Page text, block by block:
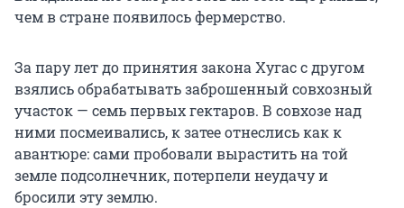
чем в стране появилось фермерство.
За пару лет до принятия закона Хугас с другом
взялись обрабатывать заброшенный совхозный
участок — семь первых гектаров. В совхозе над
ними посмеивались, к затее отнеслись как к
авантюре: сами пробовали вырастить на той
земле подсолнечник, потерпели неудачу и
бросили эту землю.